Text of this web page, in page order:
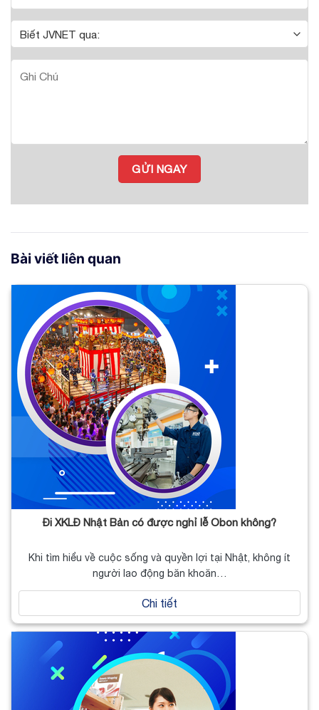
Bài viết liên quan
Đi XKLĐ Nhật Bản có được nghỉ lễ Obon không?
Khi tìm hiểu về cuộc sống và quyền lợi tại Nhật, không ít
người lao động băn khoăn…
Chi tiết